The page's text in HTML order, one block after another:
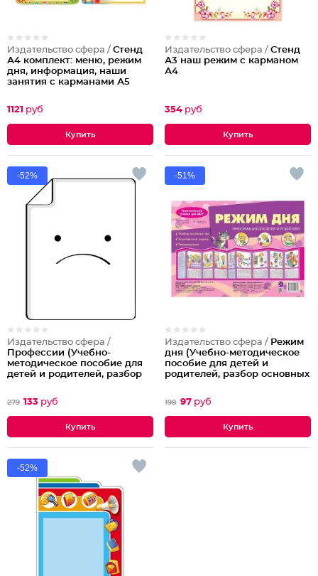
Издательство сфера / Стенд
А4 комплект: меню, режим
дня, информация, наши
занятия с карманами А5
1121 руб
Издательство сфера / Стенд
А3 наш режим с карманом
А4
354 руб
-52%
Издательство сфера /
Профессии (Учебно-
методическое пособие для
детей и родителей, разбор
подход, рекомендации)
279 133 руб
-51%
Издательство сфера / Режим
дня (Учебно-методическое
пособие для детей и
родителей, разбор основных
рекомендации)
198 97 руб
-52%